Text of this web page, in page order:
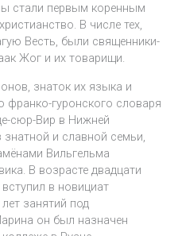
стали первым коренным
В числе тех,
Весть, были священники-
Жог и их товарищи.
знаток их языка и
франко-гуронского словаря
сюр-Вир в Нижней
и славной семьи,
Вильгельма
В возрасте двадцати
в новициат
занятий под
он был назначен